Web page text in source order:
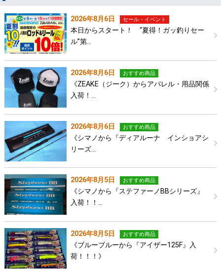
2026年8月6日 セール・イベント
本日からスタート！ “夏得！ガッ釣りセー
ル”第…
2026年8月6日 おすすめ商品
《ZEAKE（ジーク）からアパレル・用品関係
入荷！…
2026年8月6日 おすすめ商品
《シマノから『ディアルーナ インショアシ
リーズ…
2026年8月5日 おすすめ商品
《シマノから『ステファーノBBシリーズ』
入荷！！…
2026年8月5日 おすすめ商品
《ブルーブルーから『アイザー125F』入
荷！！！》